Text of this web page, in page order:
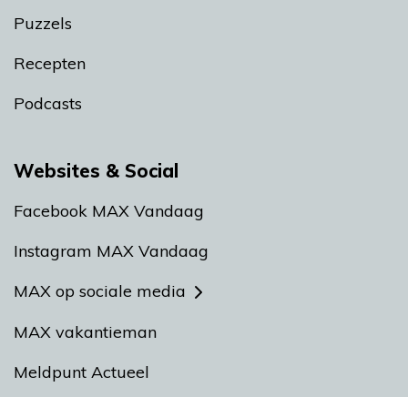
Puzzels
Recepten
Podcasts
Websites & Social
Facebook MAX Vandaag
Instagram MAX Vandaag
MAX op sociale media
MAX vakantieman
Meldpunt Actueel